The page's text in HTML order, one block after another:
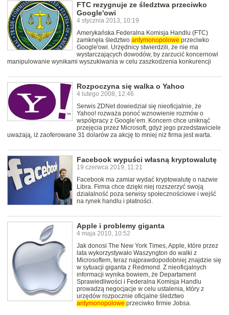
FTC rezygnuje ze śledztwa przeciwko
Google'owi
4 stycznia 2013, 10:19
Amerykańska Federalna Komisja Handlu (FTC)
zamknęła śledztwo antymonopolowe przeciwko
Google'owi. Urzędnicy stwierdzili, że nie ma
wystarczających dowodów, by zarzucić koncernowi
manipulowanie wynikami wyszukiwania w celu zaszkodzenia konkurencji
Rozpoczyna się walka o Yahoo
4 lutego 2008, 12:46
Serwis ZDNet dowiedział się nieoficjalnie, że
Yahoo! rozważa ponoć wznowienie rozmów o
współpracy z Google’em. Koncern chce uniknąć
przejęcia przez Microsoft, gdyż jego przedstawiciele
uważają, iż zaoferowane 31 dolarów za akcję to mniej niż firma jest warta.
Facebook wypuści własną kryptowalutę
19 czerwca 2019, 11:21
Facebook ma zamiar wydać kryptowalutę o nazwie
Libra. Firma chce dzięki niej rozszerzyć swoją
działalność poza serwisy społecznościowe i wejść
na rynek handlu i płatności.
Apple i problemy giganta
4 maja 2010, 10:52
Jak donosi The New York Times, Apple, które przez
lata wykorzystywało Waszyngton do walki z
Microsoftem, teraz najprawdopodobniej znajdzie się
w sytuacji giganta z Redmond. Z nieoficjalnych
informacji wynika bowiem, że Departament
Sprawiedliwości i Federalna Komisja Handlu
prowadzą negocjacje w celu ustalenia, który z
urzędów rozpocznie oficjalne śledztwo
antymonopolowe przeciwko firmie Jobsa.